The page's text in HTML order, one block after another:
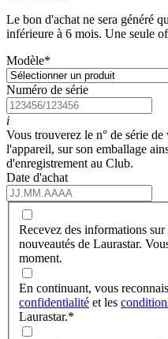
Le bon d'achat ne sera généré
inférieure à 6 mois. Une seule
Modèle*
Numéro de série
i
Vous trouverez le n° de série
l'appareil, sur son emballage
d'enregistrement au Club.
Date d'achat
Recevez des informations
nouveautés de Laurastar.
moment.
En continuant, vous
confidentialité et les
Laurastar.*